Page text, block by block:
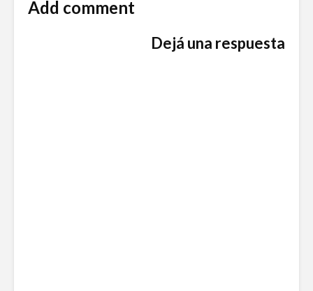
Add comment
Dejá una respuesta